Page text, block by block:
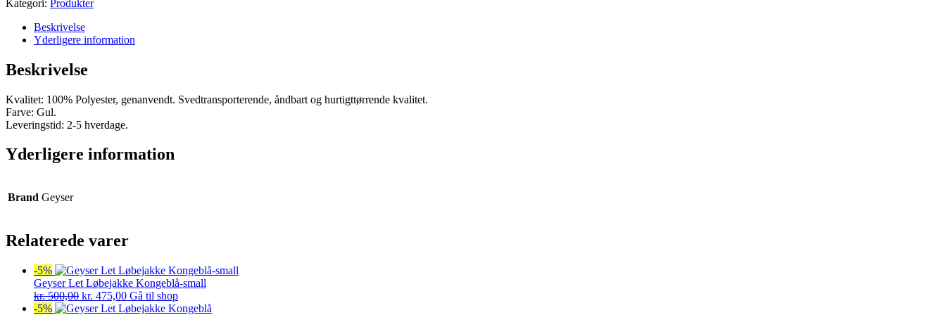
Kategori: Produkter
Beskrivelse
Yderligere information
Beskrivelse
Kvalitet: 100% Polyester, genanvendt. Svedtransporterende, åndbart og hurtigttørrende kvalitet.
Farve: Gul.
Leveringstid: 2-5 hverdage.
Yderligere information
Brand Geyser
Relaterede varer
-5%
Geyser Let Løbejakke Kongeblå-small
kr.500,00 Den
oprindelige
kr. 475,00Den
aktuelle
Gå til shop
-5%